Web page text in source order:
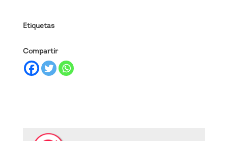
Etiquetas
Compartir